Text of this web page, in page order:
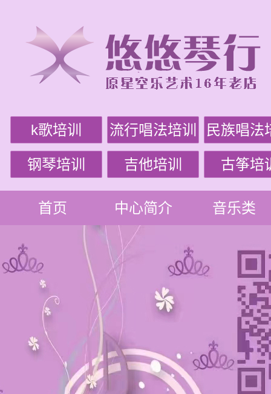
k歌培训 流行唱法培训 民族唱法
钢琴培训 吉他培训 古筝培
首页 中心简介 音乐类